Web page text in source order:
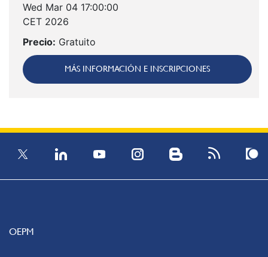
Wed Mar 04 17:00:00
CET 2026
Precio: Gratuito
MÁS INFORMACIÓN E INSCRIPCIONES
OEPM